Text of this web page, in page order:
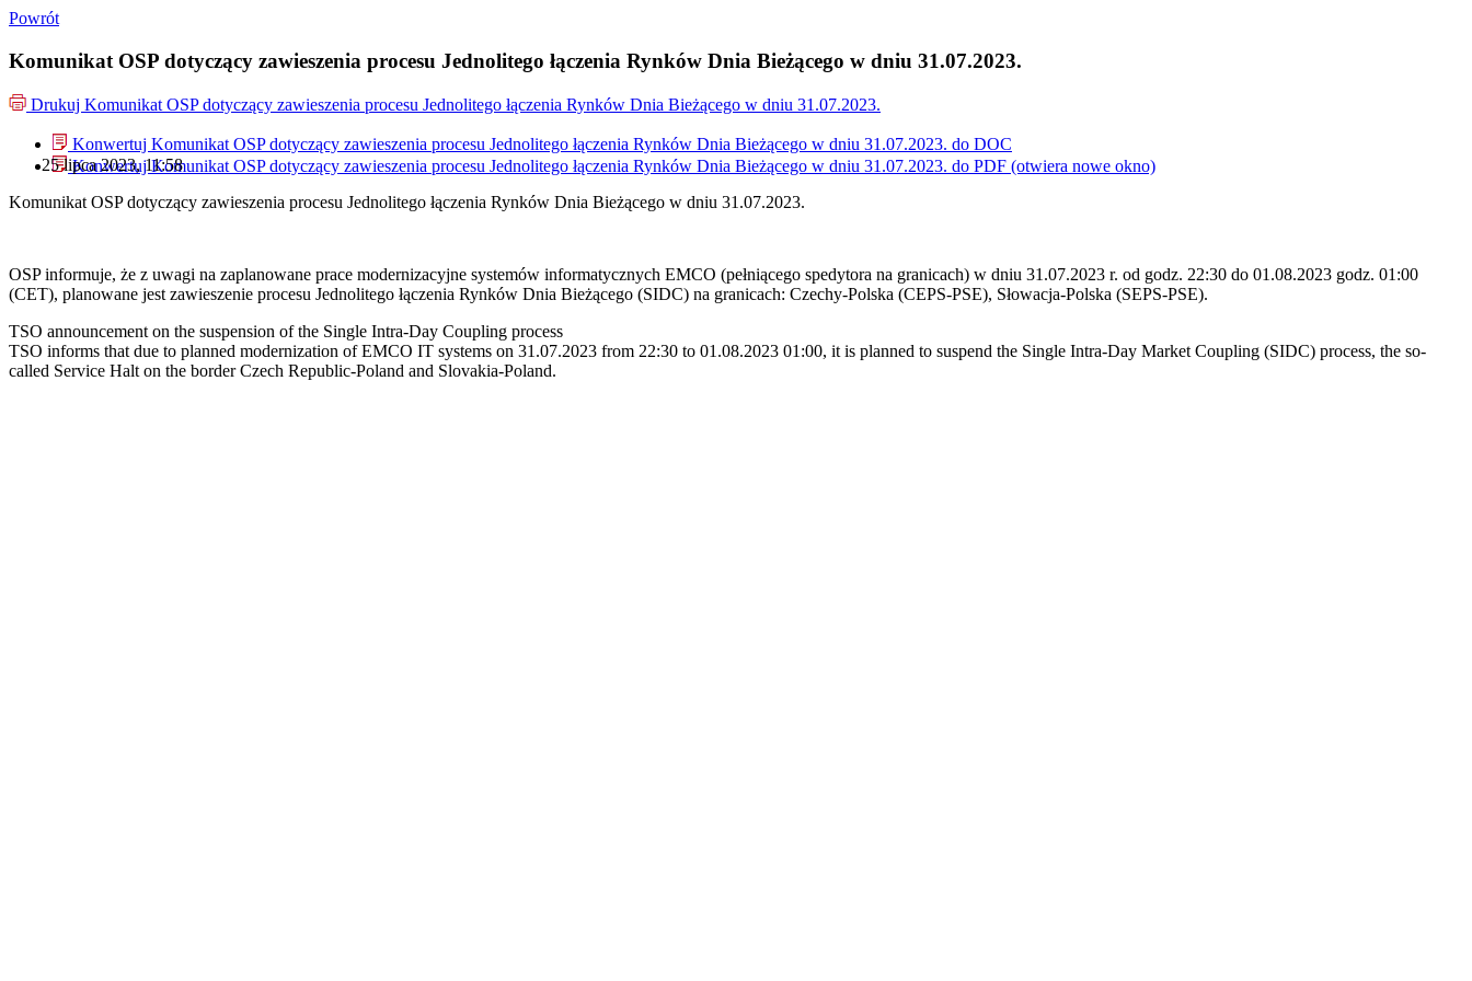
Powrót
Komunikat OSP dotyczący zawieszenia procesu Jednolitego łączenia Rynków Dnia Bieżącego w dniu 31.07.2023.
Drukuj Komunikat OSP dotyczący zawieszenia procesu Jednolitego łączenia Rynków Dnia Bieżącego w dniu 31.07.2023.
Konwertuj Komunikat OSP dotyczący zawieszenia procesu Jednolitego łączenia Rynków Dnia Bieżącego w dniu 31.07.2023. do DOC
Konwertuj Komunikat OSP dotyczący zawieszenia procesu Jednolitego łączenia Rynków Dnia Bieżącego w dniu 31.07.2023. do PDF (otwiera nowe okno)
25 lipca 2023, 11:58
Komunikat OSP dotyczący zawieszenia procesu Jednolitego łączenia Rynków Dnia Bieżącego w dniu 31.07.2023.
OSP informuje, że z uwagi na zaplanowane prace modernizacyjne systemów informatycznych EMCO (pełniącego spedytora na granicach) w dniu 31.07.2023 r. od godz. 22:30 do 01.08.2023 godz. 01:00
(CET), planowane jest zawieszenie procesu Jednolitego łączenia Rynków Dnia Bieżącego (SIDC) na granicach: Czechy-Polska (CEPS-PSE), Słowacja-Polska (SEPS-PSE).
TSO announcement on the suspension of the Single Intra-Day Coupling process
TSO informs that due to planned modernization of EMCO IT systems on 31.07.2023 from 22:30 to 01.08.2023 01:00, it is planned to suspend the Single Intra-Day Market Coupling (SIDC) process, the so-
called Service Halt on the border Czech Republic-Poland and Slovakia-Poland.